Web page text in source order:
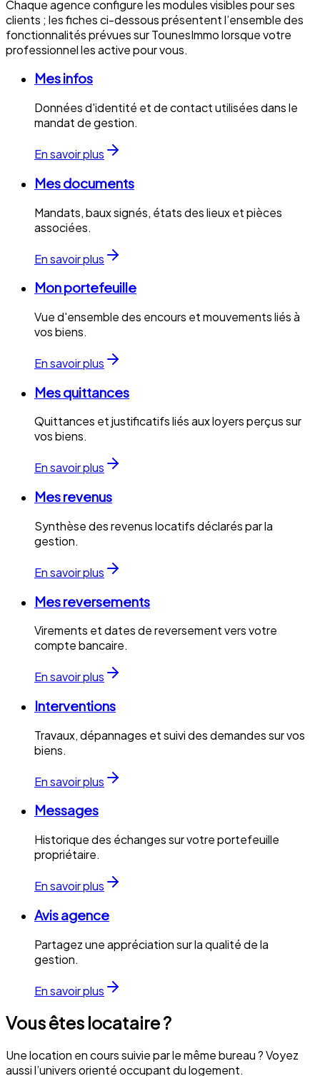
Chaque agence configure les modules visibles pour ses
clients ; les fiches ci-dessous présentent l’ensemble des
fonctionnalités prévues sur TounesImmo lorsque votre
professionnel les active pour vous.
Mes infos
Données d'identité et de contact utilisées dans le
mandat de gestion.
En savoir plus
Mes documents
Mandats, baux signés, états des lieux et pièces
associées.
En savoir plus
Mon portefeuille
Vue d'ensemble des encours et mouvements liés à
vos biens.
En savoir plus
Mes quittances
Quittances et justificatifs liés aux loyers perçus sur
vos biens.
En savoir plus
Mes revenus
Synthèse des revenus locatifs déclarés par la
gestion.
En savoir plus
Mes reversements
Virements et dates de reversement vers votre
compte bancaire.
En savoir plus
Interventions
Travaux, dépannages et suivi des demandes sur vos
biens.
En savoir plus
Messages
Historique des échanges sur votre portefeuille
propriétaire.
En savoir plus
Avis agence
Partagez une appréciation sur la qualité de la
gestion.
En savoir plus
Vous êtes locataire?
Une location en cours suivie par le même bureau ? Voyez
aussi l’univers orienté occupant du logement.